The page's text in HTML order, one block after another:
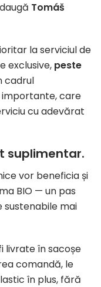
Tomáš
la serviciul de
exclusive, peste
cadrul
importante, care
cu adevărat
suplimentar.
vor beneficia și
BIO — un pas
mai
livrate în sacoșe
comandă, le
în plus, fără